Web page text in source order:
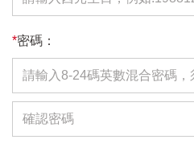
*密碼：